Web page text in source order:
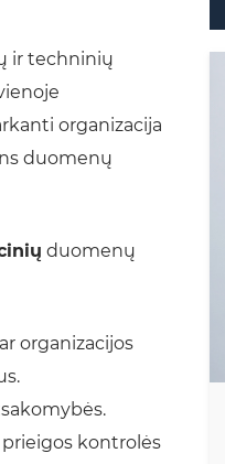
ir techninių
organizacija
duomenų
duomenų
organizacijos
kontrolės